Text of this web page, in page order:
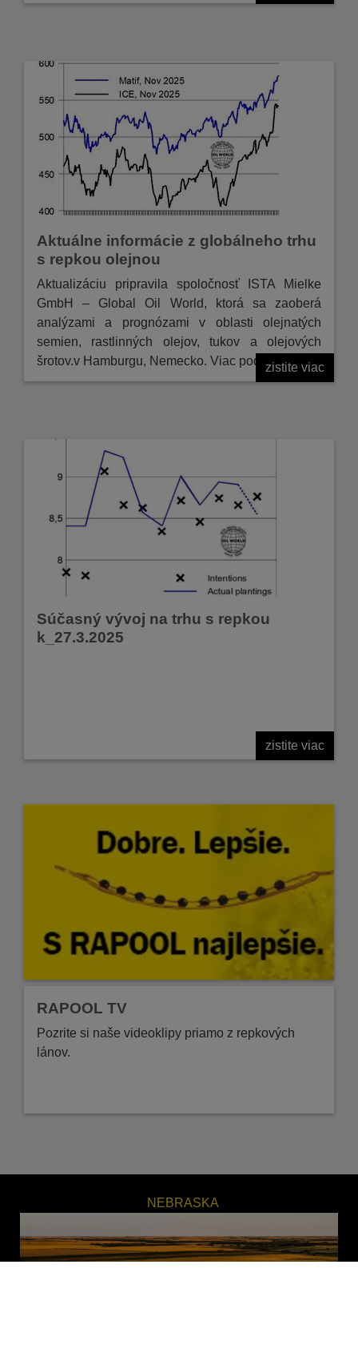
Aktuálne informácie z globálneho trhu
s repkou olejnou
Aktualizáciu pripravila spoločnosť ISTA Mielke
GmbH – Global Oil World, ktorá sa zaoberá
analýzami a prognózami v oblasti olejnatých
semien, rastlinných olejov, tukov a olejových
šrotov.v Hamburgu, Nemecko. Viac podrobností
...
zistite viac
Súčasný vývoj na trhu s repkou
k_27.3.2025
zistite viac
RAPOOL TV
Pozrite si naše videoklipy priamo z repkových
lánov.
JANOSH